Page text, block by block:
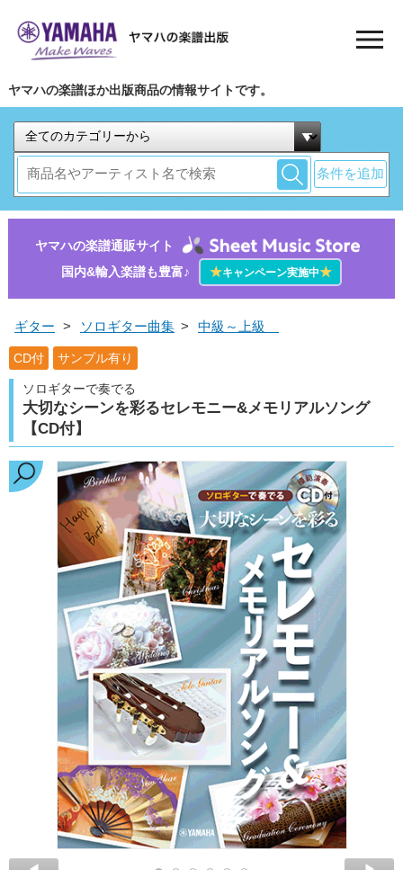
ヤマハの楽譜ほか出版商品の情報サイトです。
条件を追加
ヤマハの楽譜通販サイト
国内&輸入楽譜も豊富♪
★キャンペーン実施中★
ギター > ソロギター曲集 > 中級～上級
CD付 サンプル有り
ソロギターで奏でる
大切なシーンを彩るセレモニー&メモリアルソング
【CD付】